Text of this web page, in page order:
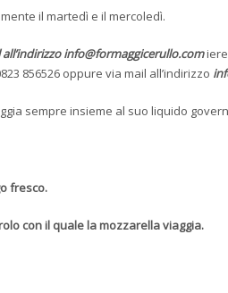
il martedì e il mercoledì.
info@formaggicerullo.com
856526 oppure via mail all’indirizzo
sempre insieme al suo liquido
fresco.
con il quale la mozzarella viaggia.